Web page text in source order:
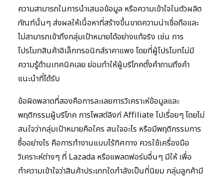
ความสามารถในการนำเสนอข้อมูล หรือความเข้าใจในตัวผลิต
ภัณฑ์นั้นๆ ส่งผลให้เนื้อหาที่สร้างขึ้นขาดความน่าเชื่อถือและ
ไม่สามารถเข้าถึงกลุ่มเป้าหมายได้อย่างแท้จริง เช่น การ
โปรโมทสินค้าอิเล็กทรอนิกส์ราคาแพง โดยที่ผู้โปรโมทไม่มี
ความรู้ด้านเทคนิคเลย ย่อมทำให้ผู้บริโภคตั้งคำถามถึงคำ
แนะนำที่ได้รับ
ข้อผิดพลาดที่สองคือการละเลยการวิเคราะห์ข้อมูลและ
พฤติกรรมผู้บริโภค การโพสต์ลิงก์ Affiliate ไปเรื่อยๆ โดยไม่
สนใจว่ากลุ่มเป้าหมายคือใคร สนใจอะไร หรือมีพฤติกรรมการ
ซื้ออย่างไร คือการทำงานแบบไร้ทิศทาง ควรใช้เครื่องมือ
วิเคราะห์ต่างๆ ที่ Lazada หรือแพลตฟอร์มอื่นๆ มีให้ เพื่อ
ทำความเข้าใจว่าสินค้าประเภทใดกำลังเป็นที่นิยม กลุ่มลูกค้ามี